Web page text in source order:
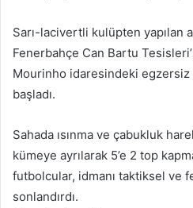
Sarı-lacivertli kulüpten yapılan
Fenerbahçe Can Bartu
Mourinho idaresindeki egzersiz
başladı.
Sahada ısınma ve çabukluk
kümeye ayrılarak 5’e 2 top
futbolcular, idmanı taktiksel ve
sonlandırdı.